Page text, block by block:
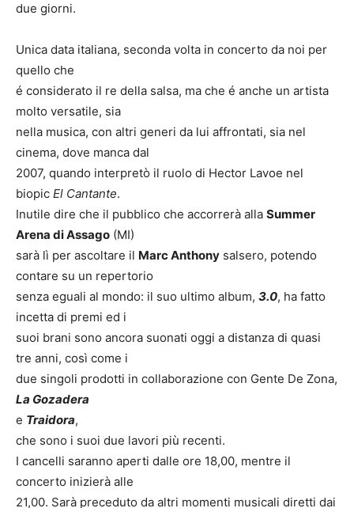
due giorni.
Unica data italiana, seconda volta in concerto da noi per
quello che
é considerato il re della salsa, ma che é anche un artista
molto versatile, sia
nella musica, con altri generi da lui affrontati, sia nel
cinema, dove manca dal
2007, quando interpretò il ruolo di Hector Lavoe nel
biopic El Cantante.
Inutile dire che il pubblico che accorrerà alla Summer
Arena di Assago (MI)
sarà lì per ascoltare il Marc Anthony salsero, potendo
contare su un repertorio
senza eguali al mondo: il suo ultimo album, 3.0, ha fatto
incetta di premi ed i
suoi brani sono ancora suonati oggi a distanza di quasi
tre anni, così come i
due singoli prodotti in collaborazione con Gente De Zona,
La Gozadera
e Traidora,
che sono i suoi due lavori più recenti.
I cancelli saranno aperti dalle ore 18,00, mentre il
concerto inizierà alle
21,00. Sarà preceduto da altri momenti musicali diretti dai